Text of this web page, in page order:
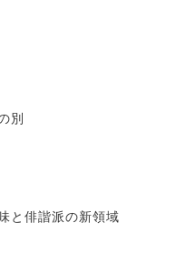
別
と俳諧派の新領域